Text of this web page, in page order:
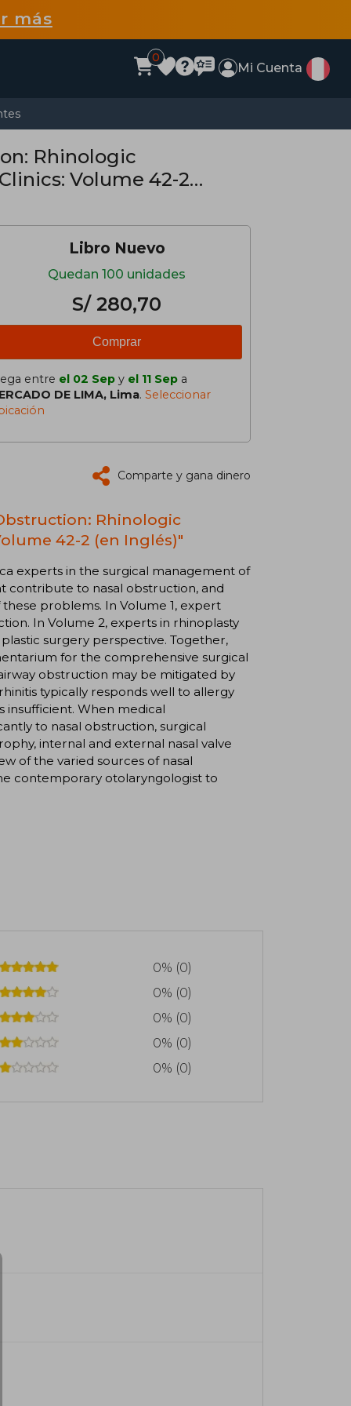
más
0
Mi Cuenta
Rhinologic
Volume 42-2
Libro Nuevo
Quedan 100 unidades
S/ 280,70
Comprar
entre el 02 Sep y el 11 Sep a
DE LIMA, Lima. Seleccionar
Comparte y gana dinero
Rhinologic
42-2 (en Inglés)"
experts in the surgical management of
contribute to nasal obstruction, and
problems. In Volume 1, expert
In Volume 2, experts in rhinoplasty
surgery perspective. Together,
for the comprehensive surgical
obstruction may be mitigated by
typically responds well to allergy
insufficient. When medical
to nasal obstruction, surgical
internal and external nasal valve
of the varied sources of nasal
contemporary otolaryngologist to
0% (0)
0% (0)
0% (0)
0% (0)
0% (0)